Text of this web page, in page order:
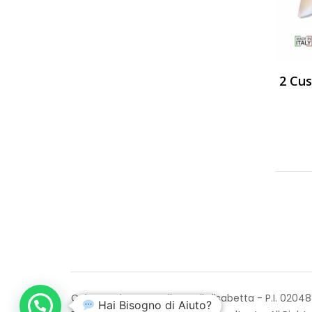
Calvo Maria Group di Napoli Elisabetta - P.I.
Hai Bisogno di Aiuto?